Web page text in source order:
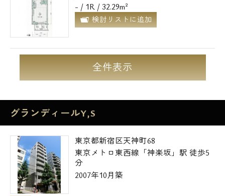
- / 1R / 32.29m²
検討リストに追加
全件表示
グランディールY,S
東京都新宿区天神町68
東京メトロ東西線「神楽坂」駅 徒歩5
分
2007年10月築